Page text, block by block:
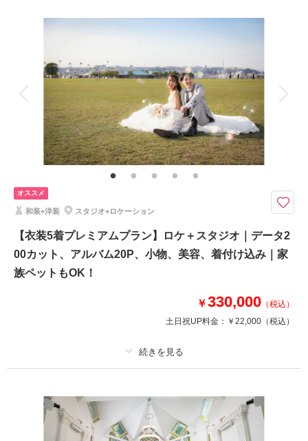
アルバム データ 150 カット 台紙付写真
衣装追加
家族と撮影 家族用衣装レンタル ペットと撮影
【8月～9月限定】新郎2点新婦2点の和洋装ロケーションプラン（データ15
0カット付）
●新郎衣裳：タキシード1点・紋付袴1点
●新婦衣裳：ドレス1点・和装（色打掛or白無垢）1点
●ロケーション2カ所
●データ１５０カット
●その他 ネックレス、イヤリング、靴、髪飾りなど
オススメ
和装+洋装 スタジオ+ロケーション
【衣装5着プレミアムプラン】ロケ＋スタジオ｜データ2
00カット、アルバム20P、小物、美容、着付け込み｜家
族ペットもOK！
￥330,000 （税込）
土日祝UP料金： ￥22,000 （税込）
撮影料 新婦衣装3着 新郎衣装2着
着付け ヘアメイク 小物一式